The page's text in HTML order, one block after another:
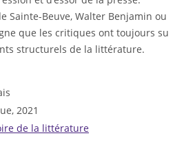
Sainte-Beuve, Walter Benjamin ou
que les critiques ont toujours su
structurels de la littérature.
2021
de la littérature